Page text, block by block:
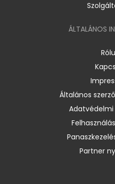
ÁLTALÁNOS
Általános
Partner